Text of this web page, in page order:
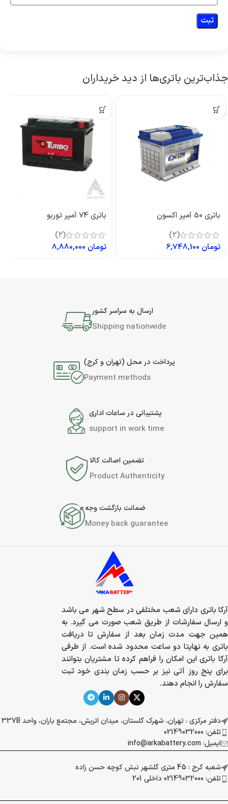
جذاب‌ترین باتری‌ها از دید خریداران
باتری 50 آمپر اکسون
(2)
تومان
باتری 74 آمپر توربو
(2)
تومان
ارسال به سراسر کشور
Shipping nationwide
پرداخت در محل (تهران و کرج)
Payment methods
پشتیبانی در ساعات اداری
support in work time
تضمین اصالت کالا
Product Authenticity
ضمانت بازگشت وجه
Money back guarantee
آرکا باتری دارای شعب مختلفی در سطح شهر می باشد
و ارسال سفارشات از طریق شعب صورت می گیرد. به
همین جهت مدت زمان بعد از سفارش تا دریافت
باتری به نهایتا دو ساعت محدود شده است. از طرفی
آرکا باتری این امکان را فراهم کرده تا مشتریان بتوانند
برای پنج روز آتی نیز بر حسب زمان بندی خود ثبت
سفارش را انجام دهند.
دفتر مرکزی : تهران، شهرک گلستان، میدان اتریش، مجتمع باران، واحد 337B
تلفن: 02149032000
ایمیل: info@arkabattery.com
شعبه کرج : 45 متری گلشهر نبش کوچه حسن زاده
تلفن: 02149032000 داخلی 201